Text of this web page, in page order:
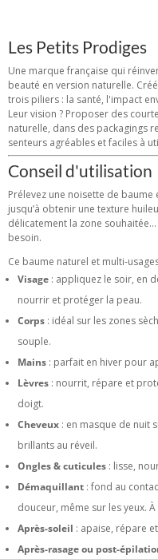
Les Petits Prodiges
Une marque française qui
beauté en version naturelle.
trois piliers : la santé, l'impact
Leur vision ? Proposer des
naturelle, dans des packagings
senteurs agréables et faciles à
Conseil d'utilisation
Prélevez une noisette de
jusqu’à obtenir une texture
délicatement la zone
besoin.
Ce baume naturel et multi-
Visage : appliquez le soir, en
nourrir et protéger la peau.
Corps : idéal sur les zones
souple.
Mains : parfait en hiver pour
Lèvres : nourrit, répare et
doigt.
Cheveux : en masque de nuit
brillants au réveil.
Ongles & cuticules : lisse,
Démaquillant : fond au
douceur, même sur les yeux.
Après-soleil : apaise, répare
Après-rasage ou post-